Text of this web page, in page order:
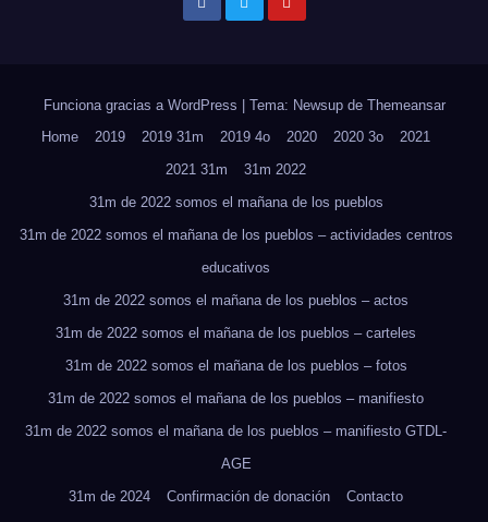
Funciona gracias a WordPress | Tema: Newsup de Themeansar
Home
2019 2019 31m 2019 4o 2020 2020 3o
2021
2021 31m
31m 2022
31m de 2022 somos el mañana de los pueblos
31m de 2022 somos el mañana de los pueblos – actividades centros
educativos
31m de 2022 somos el mañana de los pueblos – actos
31m de 2022 somos el mañana de los pueblos – carteles
31m de 2022 somos el mañana de los pueblos – fotos
31m de 2022 somos el mañana de los pueblos – manifiesto
31m de 2022 somos el mañana de los pueblos – manifiesto GTDL-
AGE
31m de 2024
Confirmación de donación
Contacto